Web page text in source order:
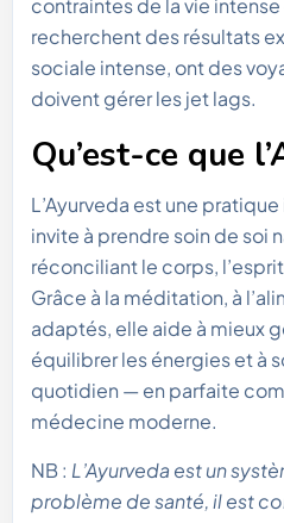
contraintes de la vie
recherchent des résultats
sociale intense, ont des
doivent gérer les jet lags.
Qu’est-ce que
L’Ayurveda est une
invite à prendre soin de soi
réconciliant le corps, l’esprit
Grâce à la méditation, à
adaptés, elle aide à mieux
équilibrer les énergies et à
quotidien — en parfaite
médecine moderne.
NB : L’Ayurveda est un
problème de santé, il est